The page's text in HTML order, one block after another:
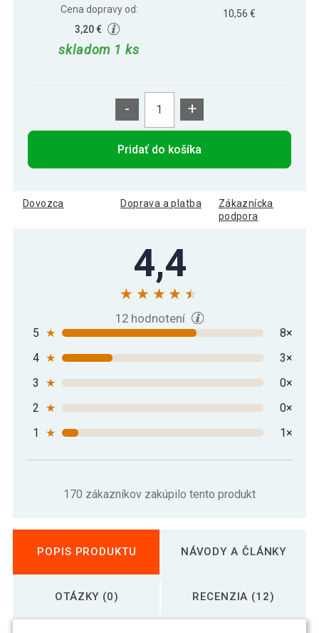
Gorilla Sports Posilňovacia guma, 200 cm,
tyrkysová
Gorilla Sports Súprava latexových stúh,
21,49 €
Cena dopravy od:
3,20 €
skladom 1 ks
10,56 €
- +
Pridať do košíka
Dovozca Doprava a platba
Zákaznícka
podpora
4,4
12 hodnotení
5 ★
8×
4 ★
3×
3
★
0×
2 ★
0×
1
★ 1×
170 zákazníkov zakúpilo tento produkt
POPIS PRODUKTU NÁVODY A ČLÁNKY
OTÁZKY (0) RECENZIA (12)